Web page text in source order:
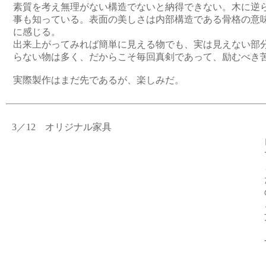
素質を考え無理がない構造でないと納得できない。木に逆
事も知っている。表面の美しさは内部構造である骨格の意
に感じる。
出来上がってみれば簡単に見える物でも、実は見えない部
らない物は多く、だからこそ毎回真剣であって、励むべき
実際製作はまだ先であるが、楽しみだ。
3／12 オリジナル家具